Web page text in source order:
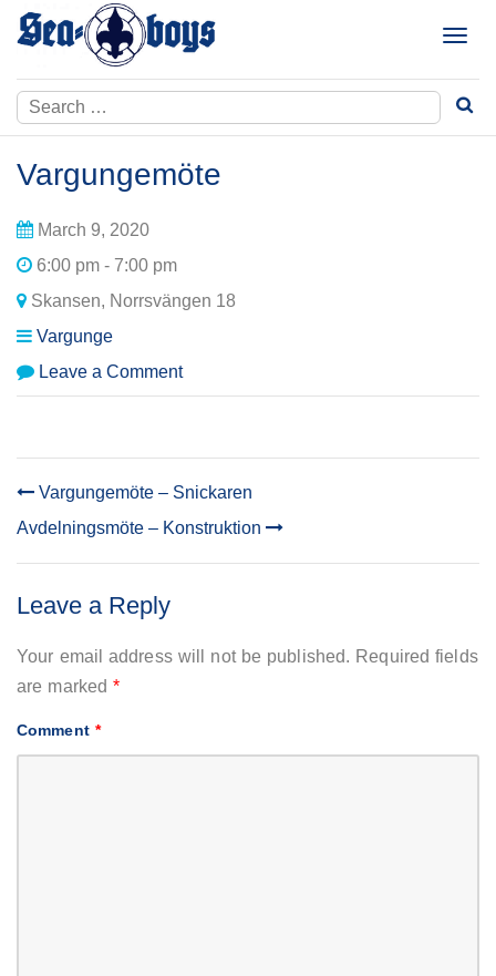
Skip
T
g
l
Search
for:
Vargungemöte
March 9, 2020
6:00 pm - 7:00 pm
Skansen, Norrsvängen 18
Vargunge
Leave a Commenton
Vargungemöte
POST
NAVIGATION
Vargungemöte – Snickaren
Avdelningsmöte – Konstruktion
Leave a Reply
Your email address will not be published. Required fields
are marked*
Comment *